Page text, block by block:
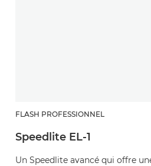
FLASH PROFESSIONNEL
Speedlite EL-1
Un Speedlite avancé qui offre